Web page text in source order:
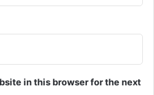
this and make good
in this browser for the next